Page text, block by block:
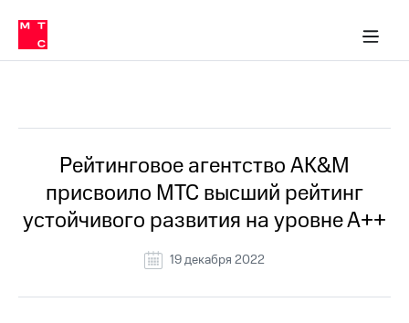
Медиа-центр
и акционерам
Устойчивое развитие
Комплаенс и деловая этика
компании
Карьера
История
компании
Руководство
информация
в МТС
Пресс-
релизы
МТС
о технологиях
Рейтинговое агентство AK&M
присвоило МТС высший рейтинг
устойчивого развития на уровне А++
19 декабря 2022